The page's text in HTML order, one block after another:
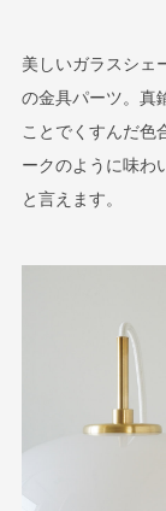
美しいガラスシェ
の金具パーツ。真
ことでくすんだ色
ークのように味わ
と言えます。